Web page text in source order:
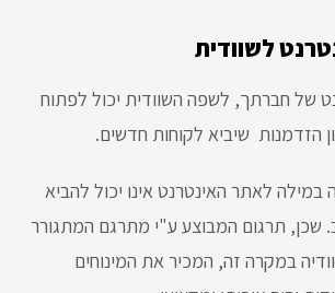
לשוודית
של חברתך, לשפה השוודית יכול לפתוח
הזדמנות שיביא לקוחות חדשים.
במילה לאתר האינטרנט אינו יכול להביא
שכן, תרגום המבוצע ע"י מתרגם המתגורר
במקרה זה, המכיר את המינוחים